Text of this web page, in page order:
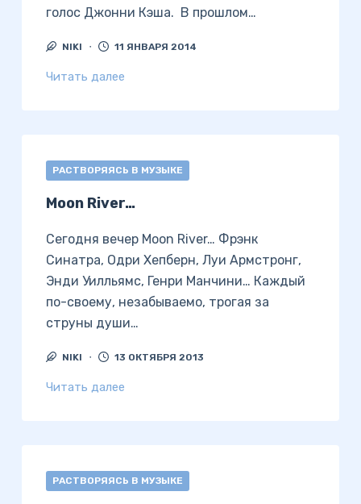
голос Джонни Кэша. В прошлом…
NIKI 11 ЯНВАРЯ 2014
Читать далее
РАСТВОРЯЯСЬ В МУЗЫКЕ
Moon River…
Сегодня вечер Moon River… Фрэнк
Синатра, Одри Хепберн, Луи Армстронг,
Энди Уилльямс, Генри Манчини… Каждый
по-своему, незабываемо, трогая за
струны души…
NIKI 13 ОКТЯБРЯ 2013
Читать далее
РАСТВОРЯЯСЬ В МУЗЫКЕ